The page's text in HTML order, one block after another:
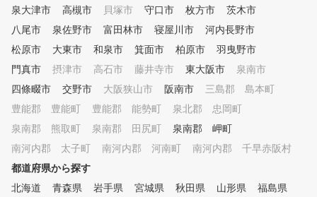
泉大津市
高槻市 貝塚市 守口市 枚方市
茨木市
八尾市
泉佐野市 富田林市 寝屋川市
河内長野市
松原市
大東市 和泉市 箕面市 柏原市
羽曳野市
門真市
摂津市 高石市 藤井寺市 東大阪市
泉南市
四條畷市
交野市 大阪狭山市 阪南市
三島郡 島本町
豊能郡 豊能町
豊能郡 能勢町
泉北郡 忠岡町
泉南郡 熊取町
泉南郡 田尻町
泉南郡 岬町
南河内郡 太子町
南河内郡 河南町
南河内郡 千早赤阪村
都道府県から探す
北海道
青森県 岩手県 宮城県 秋田県 山形県
福島県